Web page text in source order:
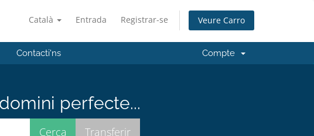
Català Entrada Registrar-se Veure Carro
Contacti'ns Compte
perfecte...